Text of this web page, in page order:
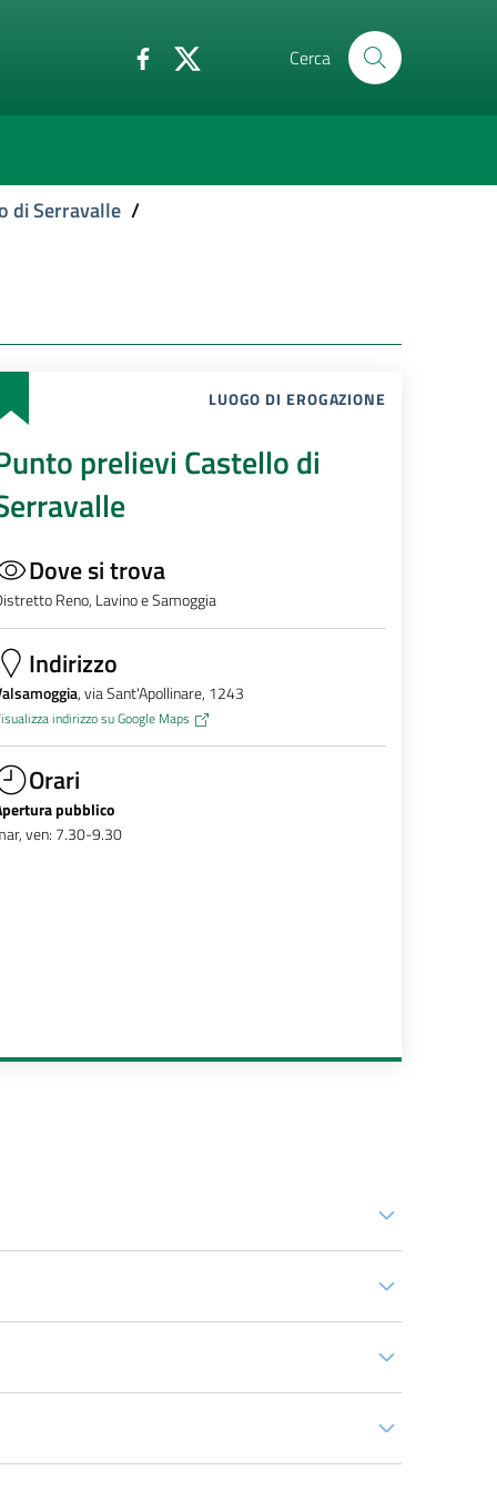
Cerca
di Serravalle /
LUOGO DI EROGAZIONE
prelievi Castello di
Dove si trova
Reno, Lavino e Samoggia
Indirizzo
, via Sant'Apollinare, 1243
indirizzo su Google Maps
Orari
pubblico
ven: 7.30-9.30